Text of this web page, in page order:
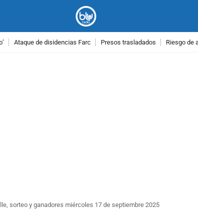
Ataque de disidencias Farc Presos trasladados Riesgo de
sorteo y ganadores miércoles 17 de septiembre 2025